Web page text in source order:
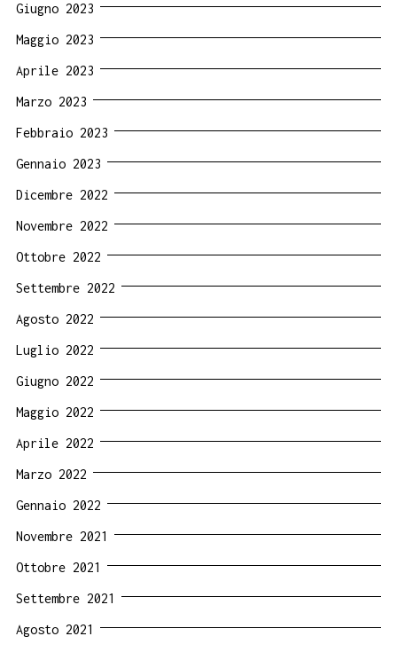
Giugno 2023
Maggio 2023
Aprile 2023
Marzo 2023
Febbraio 2023
Gennaio 2023
Dicembre 2022
Novembre 2022
Ottobre 2022
Settembre 2022
Agosto 2022
Luglio 2022
Giugno 2022
Maggio 2022
Aprile 2022
Marzo 2022
Gennaio 2022
Novembre 2021
Ottobre 2021
Settembre 2021
Agosto 2021